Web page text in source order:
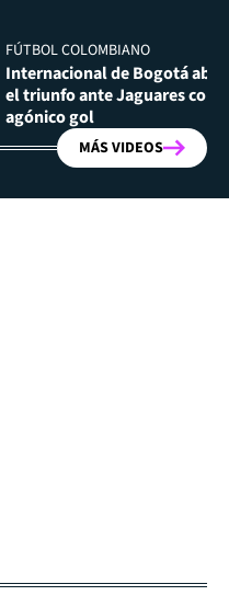
FÚTBOL COLOMBIANO
Internacional de Bogotá
el triunfo ante Jaguares con
agónico gol
MÁS VIDEOS